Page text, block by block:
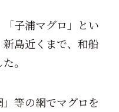
子浦マグロ」とい
島近くまで、和船
。
等の網でマグロを